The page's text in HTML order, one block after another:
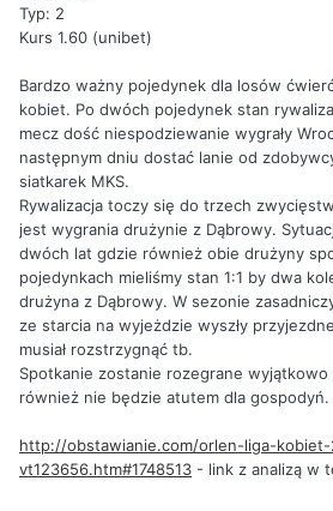
Typ: 2
Kurs 1.60 (unibet)
Bardzo ważny pojedynek dla losów
kobiet. Po dwóch pojedynek stan
mecz dość niespodziewanie wygrały
następnym dniu dostać lanie od
siatkarek MKS.
Rywalizacja toczy się do trzech
jest wygrania drużynie z Dąbrowy.
dwóch lat gdzie również obie drużyny
pojedynkach mieliśmy stan 1:1 by dwa
drużyna z Dąbrowy. W sezonie
ze starcia na wyjeżdzie wyszły
musiał rozstrzygnąć tb.
Spotkanie zostanie rozegrane
również nie będzie atutem dla gospodyń.
http://obstawianie.com/orlen-liga-kobiet-
vt123656.htm#1748513 - link z analizą w